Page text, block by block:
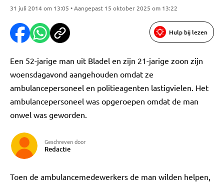
31 juli 2014 om 13:05 • Aangepast 15 oktober 2025 om 13:22
Hulp bij lezen
Een 52-jarige man uit Bladel en zijn 21-jarige zoon zijn
woensdagavond aangehouden omdat ze
ambulancepersoneel en politieagenten lastigvielen. Het
ambulancepersoneel was opgeroepen omdat de man
onwel was geworden.
Geschreven door
Redactie
Toen de ambulancemedewerkers de man wilden helpen,